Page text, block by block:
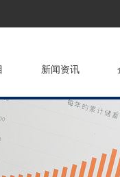
新闻资讯